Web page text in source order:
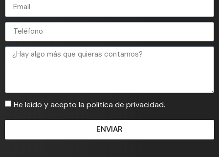
He leído y acepto la política de privacidad.
ENVIAR